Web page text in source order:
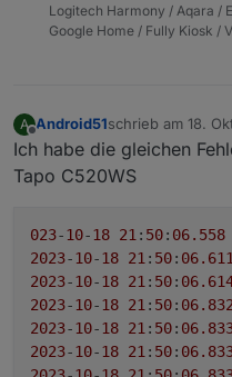
Logitech Harmony / Aqara /
Google Home / Fully Kiosk /
A
Offline
Android51schrieb am 18.
zuletzt editiert
Ich habe die gleichen
Tapo C520WS
023-10-18 21 : 50: 06.558
2023-10-18 21 : 50: 06.611
2023-10-18 21 : 50:
2023-10-18 21 : 50: 06.832
2023-10-18 21 : 50:
2023-10-18 21 : 50: